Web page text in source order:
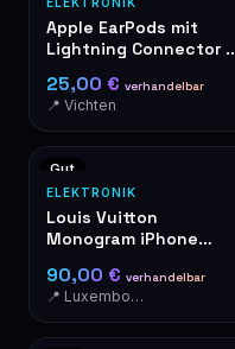
Apple EarPods mit
Lightning Connector –
25,00 € verhandelbar
📍 Vichten
Gut
ELEKTRONIK
Louis Vuitton
Monogram iPhone
90,00 € verhandelbar
📍 Luxembourg